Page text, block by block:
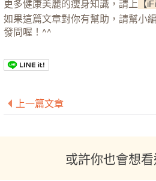
更多健康美麗的瘦身知識，請上 【
如果這篇文章對你有幫助，請幫小
發問喔！^^
上一篇文章
或許你也會想